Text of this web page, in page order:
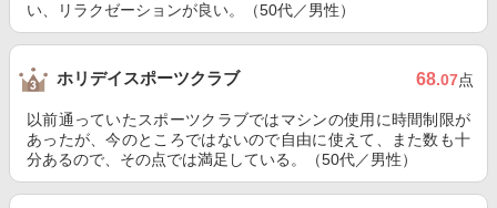
い、リラクゼーションが良い。（50代／男性）
ホリデイスポーツクラブ 68.07点
以前通っていたスポーツクラブではマシンの使用に時間制限が
あったが、今のところではないので自由に使えて、また数も十
分あるので、その点では満足している。（50代／男性）